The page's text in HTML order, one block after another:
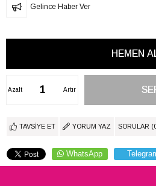
Gelince Haber Ver
Artır
Azalt
TAVSIYE ET YORUM YAZ SORULAR
WhatsApp